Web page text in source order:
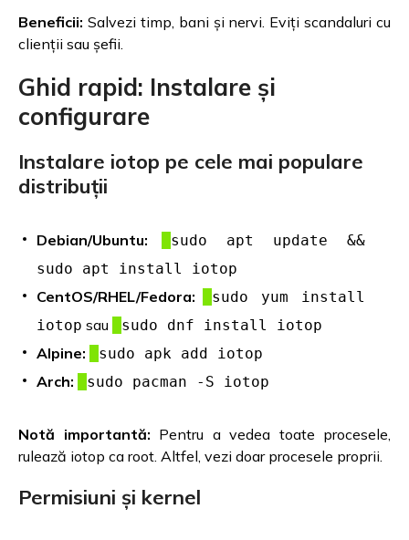
Beneficii: Salvezi timp, bani și nervi. Eviți scandaluri cu
clienții sau șefii.
Ghid rapid: Instalare și
configurare
Instalare iotop pe cele mai populare
distribuții
Debian/Ubuntu:
sudo apt update &&
sudo apt install iotop
CentOS/RHEL/Fedora:
sudo yum install
iotop sau sudo dnf install iotop
Alpine: sudo apk add iotop
Arch: sudo pacman -S iotop
Notă importantă: Pentru a vedea toate procesele,
rulează iotop ca root. Altfel, vezi doar procesele proprii.
Permisiuni și kernel